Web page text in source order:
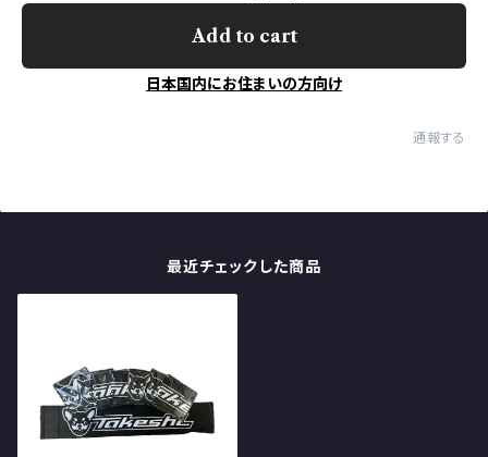
Add to cart
日本国内にお住まいの方向け
通報する
最近チェックした商品